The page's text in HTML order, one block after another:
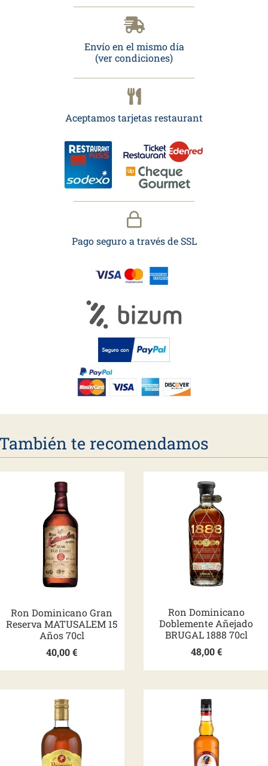
Envío en el mismo día
(ver condiciones)
Aceptamos tarjetas restaurant
Pago seguro a través de SSL
te recomendamos
Ron Dominicano Gran
Reserva MATUSALEM 15
Años 70cl
40,00€
Ron Dominicano
Doblemente Añejado
BRUGAL 1888 70cl
48,00€